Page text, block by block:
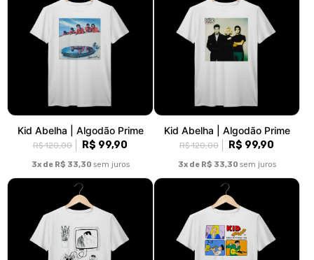
Kid Abelha | Algodão Prime
R$ 120,00 R$ 99,90
3x de R$ 33,30 sem juros
Kid Abelha | Algodão Prime
R$ 120,00 R$ 99,90
3x de R$ 33,30 sem juros